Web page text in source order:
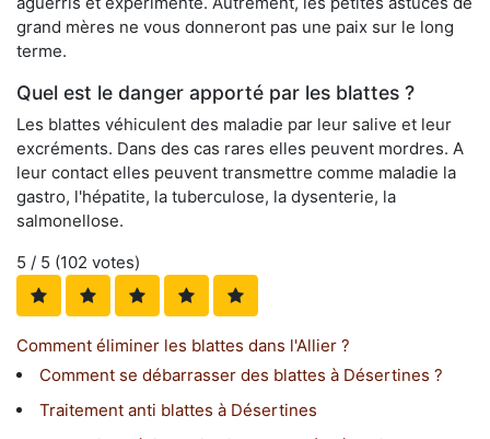
grand mères ne vous donneront pas une paix sur le long
terme.
Quel est le danger apporté par les blattes ?
Les blattes véhiculent des maladie par leur salive et leur
excréments. Dans des cas rares elles peuvent mordres. A
leur contact elles peuvent transmettre comme maladie la
gastro, l'hépatite, la tuberculose, la dysenterie, la
salmonellose.
5 / 5 (102 votes)
Comment éliminer les blattes dans l'Allier ?
Comment se débarrasser des blattes à Désertines ?
Traitement anti blattes à Désertines